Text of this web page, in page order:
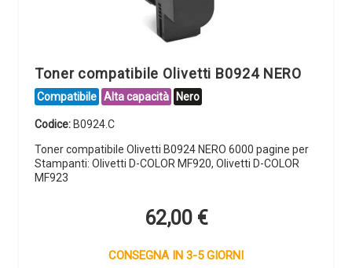
Toner compatibile Olivetti B0924 NERO
Compatibile Alta capacità Nero
Codice: B0924.C
Toner compatibile Olivetti B0924 NERO 6000 pagine per
Stampanti: Olivetti D-COLOR MF920, Olivetti D-COLOR
MF923
62,00 €
CONSEGNA IN 3-5 GIORNI